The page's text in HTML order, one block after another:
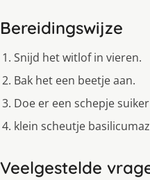
Bereidingswijze
Snijd het witlof in vieren.
Bak het een beetje aan.
Doe er een schepje
klein scheutje
Veelgestelde